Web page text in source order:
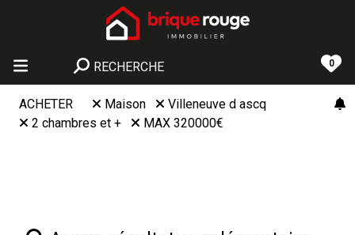
RECHERCHE 0
ACHETER Maison
Villeneuve d ascq
2 chambres et +
MAX 320000€